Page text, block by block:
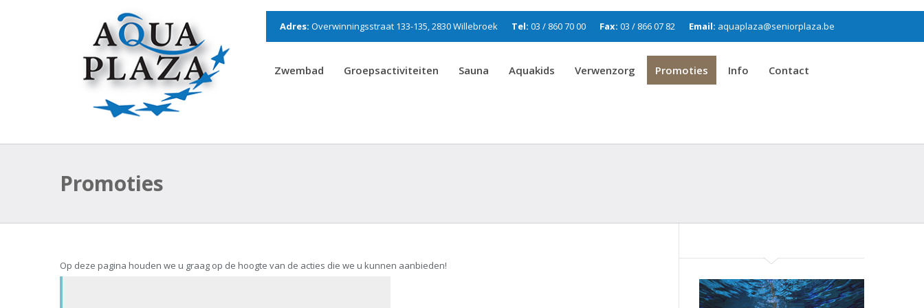
Adres: Overwinningsstraat 133-135, 2830 Willebroek Tel: 03 / 860 70 00 Fax: 03 / 866 07 82 Email: aquaplaza@seniorplaza.be
Zwembad Groepsactiviteiten Sauna Aquakids Verwenzorg Promoties Info Contact
Promoties
Op deze pagina houden we u graag op de hoogte van de acties die we u kunnen aanbieden!